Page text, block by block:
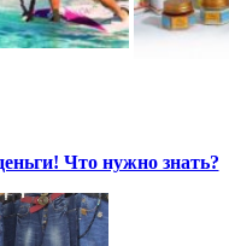
Что нужно знать?